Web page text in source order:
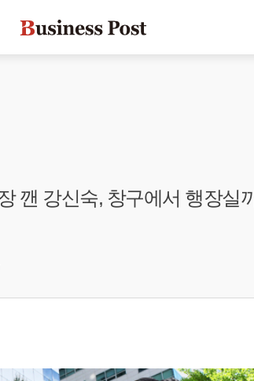
깬 강신숙, 창구에서 행장실